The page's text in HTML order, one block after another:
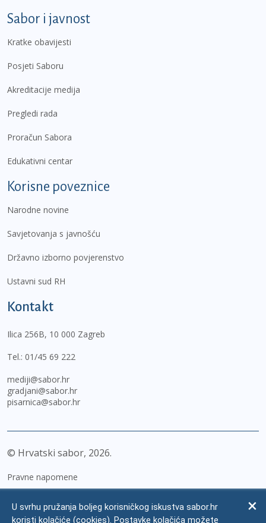
Sabor i javnost
Kratke obavijesti
Posjeti Saboru
Akreditacije medija
Pregledi rada
Proračun Sabora
Edukativni centar
Korisne poveznice
Narodne novine
Savjetovanja s javnošću
Državno izborno povjerenstvo
Ustavni sud RH
Kontakt
Ilica 256B, 10 000 Zagreb
Tel.: 01/45 69 222
mediji@sabor.hr
gradjani@sabor.hr
pisarnica@sabor.hr
© Hrvatski sabor, 2026
Pravne napomene
Zaštita osobnih podataka
U svrhu pružanja boljeg korisničkog iskustva sabor.hr
koristi kolačiće (cookies). Postavke kolačića možete